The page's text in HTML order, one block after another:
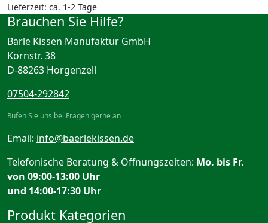
Lieferzeit: ca. 1-2 Tage
Brauchen Sie Hilfe?
Bärle Kissen Manufaktur GmbH
Kornstr. 38
D-88263 Horgenzell
07504-292842
Rufen Sie uns bei Fragen gerne an
Email: info@baerlekissen.de
Telefonische Beratung & Öffnungszeiten: Mo. bis Fr.
von 09:00-13:00 Uhr
und 14:00-17:30 Uhr
Produkt Kategorien